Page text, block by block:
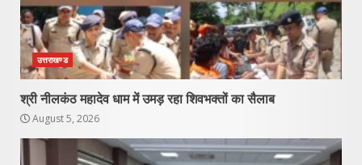
उत्तराखण्ड
श्री नीलकंठ महादेव धाम में उमड़ रहा शिवभक्तों का सैलाब
August 5, 2026